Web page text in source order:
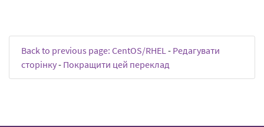
Back to previous page: CentOS/RHEL - Редагувати
сторінку- Покращити цей переклад